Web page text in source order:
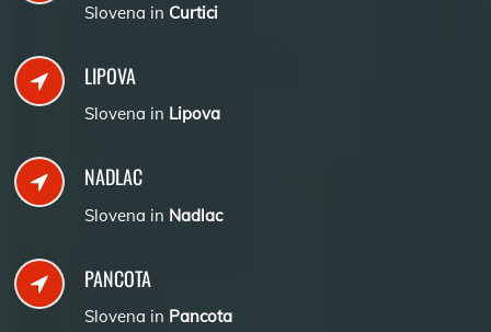
Slovena in Curtici
LIPOVA
Slovena in Lipova
NADLAC
Slovena in Nadlac
PANCOTA
Slovena in Pancota